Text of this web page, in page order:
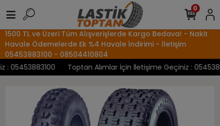
1500 TL ve Üzeri Tüm Alışverişlerde Kargo Bedava! - Nakit
Havale Ödemelerde Ek %4 Havale İndirimi - İletişim
05453883100 - 08504410804
Toptan Alımlar İçin İletişime Geçiniz :
0